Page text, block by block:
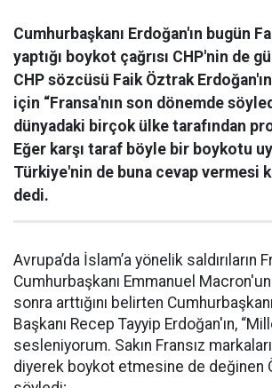
Cumhurbaşkanı Erdoğan'ın bugün
yaptığı boykot çağrısı CHP'nin de
CHP sözcüsü Faik Öztrak
için “Fransa'nın son dönemde
dünyadaki birçok ülke tarafından
Eğer karşı taraf böyle bir boykotu
Türkiye'nin de buna cevap vermesi
dedi.
Avrupa’da İslam’a yönelik saldırıların
Cumhurbaşkanı Emmanuel
sonra arttığını belirten
Başkanı Recep Tayyip Erdoğan'ın,
sesleniyorum. Sakın Fransız markaları
diyerek boykot etmesine de değinen